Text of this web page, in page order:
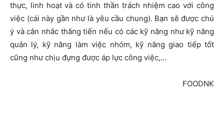
thực, linh hoạt và có tinh thần trách nhiệm cao với công
việc (cái này gần như là yêu cầu chung). Bạn sẽ được chú
ý và cân nhắc thăng tiến nếu có các kỹ năng như kỹ năng
quản lý, kỹ năng làm việc nhóm, kỹ năng giao tiếp tốt
cũng như chịu đựng được áp lực công việc,…
FOODNK